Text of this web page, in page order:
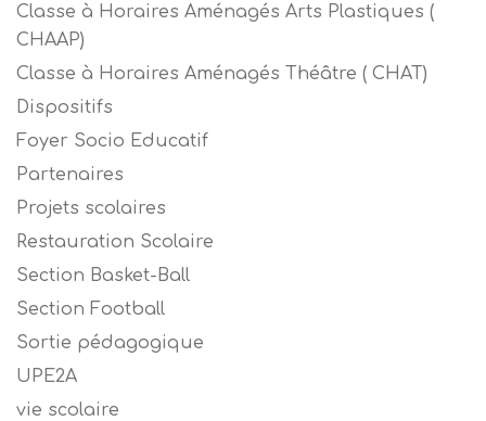
Classe à Horaires Aménagés Arts Plastiques (
CHAAP)
Classe à Horaires Aménagés Théâtre ( CHAT)
Dispositifs
Foyer Socio Educatif
Partenaires
Projets scolaires
Restauration Scolaire
Section Basket-Ball
Section Football
Sortie pédagogique
UPE2A
vie scolaire